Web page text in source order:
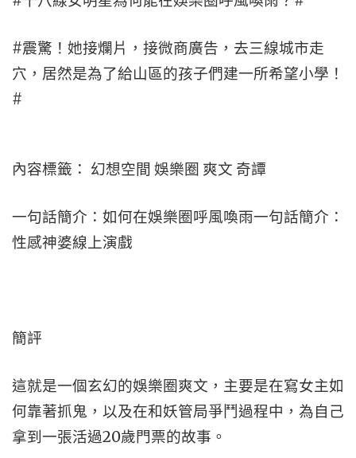
#震驚！她接爛片，接微商廣告，去三線城市走
穴，居然是為了給山區的孩子們建一所希望小學！
#
內容標籤： 幻想空間 娛樂圈 爽文 奇譚
一句話簡介：如何在娛樂圈呼風喚雨一句話簡介：
性感神婆線上演戲
簡評
這就是一個玄幻的娛樂圈爽文，主要是在寫女主如
何靠著抓鬼，以及在和妖管局爭鬥過程中，為自己
拿到一張活過20歲門票的故事。